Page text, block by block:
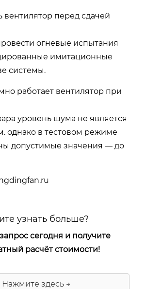
вентилятор перед сдачей
огневые испытания
имитационные
системы.
работает вентилятор при
уровень шума не является
однако в тестовом режиме
допустимые значения — до
узнать больше?
сегодня и получите
расчёт стоимости!
Нажмите здесь →